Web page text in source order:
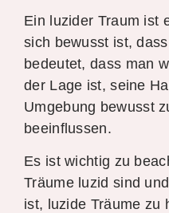
Ein luzider Traum ist
sich bewusst ist,
bedeutet, dass man
der Lage ist, seine
Umgebung bewusst
beeinflussen.
Es ist wichtig zu
Träume luzid sind
ist, luzide Träume zu